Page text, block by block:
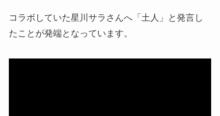
コラボしていた星川サラさんへ「土人」と発言し
たことが発端となっています。